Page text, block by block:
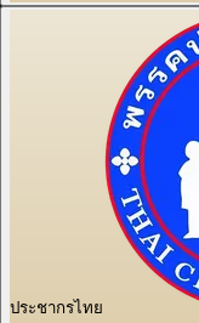
ประชากรไทย